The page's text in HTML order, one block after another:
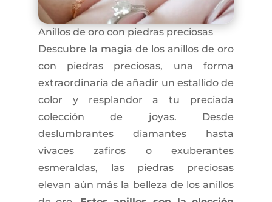
Anillos de oro con piedras preciosas
Descubre la magia de los anillos de oro
con piedras preciosas, una forma
extraordinaria de añadir un estallido de
color y resplandor a tu preciada
colección de joyas. Desde
deslumbrantes diamantes hasta
vivaces zafiros o exuberantes
esmeraldas, las piedras preciosas
elevan aún más la belleza de los anillos